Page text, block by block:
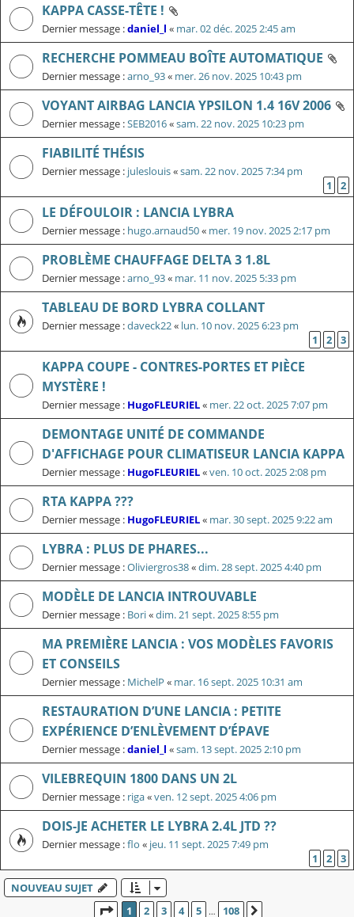
KAPPA CASSE-TÊTE !
Dernier message :daniel_l « mar. 02 déc. 2025 2:45 am
RECHERCHE POMMEAU BOÎTE AUTOMATIQUE
Dernier message :arno_93« mer. 26 nov. 2025 10:43 pm
VOYANT AIRBAG LANCIA YPSILON 1.4 16V 2006
Dernier message :SEB2016«sam. 22 nov. 2025 10:23 pm
FIABILITÉ THÉSIS
Dernier message : juleslouis«sam. 22 nov. 2025 7:34 pm
1
2
LE DÉFOULOIR : LANCIA LYBRA
Dernier message : hugo.arnaud50« mer. 19 nov. 2025 2:17 pm
PROBLÈME CHAUFFAGE DELTA 3 1.8L
Dernier message :arno_93« mar. 11 nov. 2025 5:33 pm
TABLEAU DE BORD LYBRA COLLANT
Dernier message :daveck22« lun. 10 nov. 2025 6:23 pm
1
2 3
KAPPA COUPE - CONTRES-PORTES ET PIÈCE
MYSTÈRE !
Dernier message : HugoFLEURIEL« mer. 22 oct. 2025 7:07 pm
DEMONTAGE UNITÉ DE COMMANDE
D'AFFICHAGE POUR CLIMATISEUR LANCIA KAPPA
Dernier message : HugoFLEURIEL«ven. 10 oct. 2025 2:08 pm
RTA KAPPA ???
Dernier message : HugoFLEURIEL« mar. 30 sept. 2025 9:22 am
LYBRA : PLUS DE PHARES...
Dernier message :Oliviergros38«dim. 28 sept. 2025 4:40 pm
MODÈLE DE LANCIA INTROUVABLE
Dernier message : Bori«dim. 21 sept. 2025 8:55 pm
MA PREMIÈRE LANCIA : VOS MODÈLES FAVORIS
ET CONSEILS
Dernier message : MichelP « mar. 16 sept. 2025 10:31 am
RESTAURATION D’UNE LANCIA : PETITE
EXPÉRIENCE D’ENLÈVEMENT D’ÉPAVE
Dernier message :daniel_l «sam. 13 sept. 2025 2:10 pm
VILEBREQUIN 1800 DANS UN 2L
Dernier message : riga«ven. 12 sept. 2025 4:06 pm
DOIS-JE ACHETER LE LYBRA 2.4L JTD ??
Dernier message :flo « jeu. 11 sept. 2025 7:49 pm
1
2 3
NOUVEAU SUJET
PAGE
1SUR 108
1 2 3 4 5 … 108